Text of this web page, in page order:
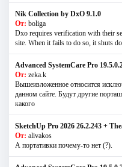
Nik Collection by DxO 9.1.0
От: boliga
Dxo requires verification with their
site. When it fails to do so, it shuts
Advanced SystemCare Pro
От: zeka.k
Вышеизложенное относится
данном сайте. Будут другие
какого
SketchUp Pro 2026 26.2.243 +
От: alivakos
А портативки почему-то нет (?).